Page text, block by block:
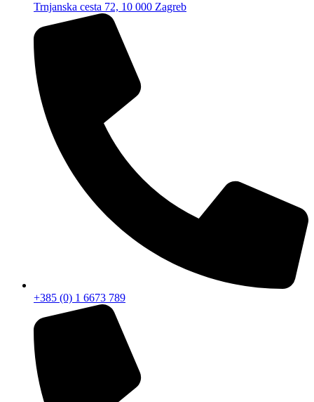
Trnjanska cesta 72, 10 000 Zagreb
+385 (0) 1 6673 789